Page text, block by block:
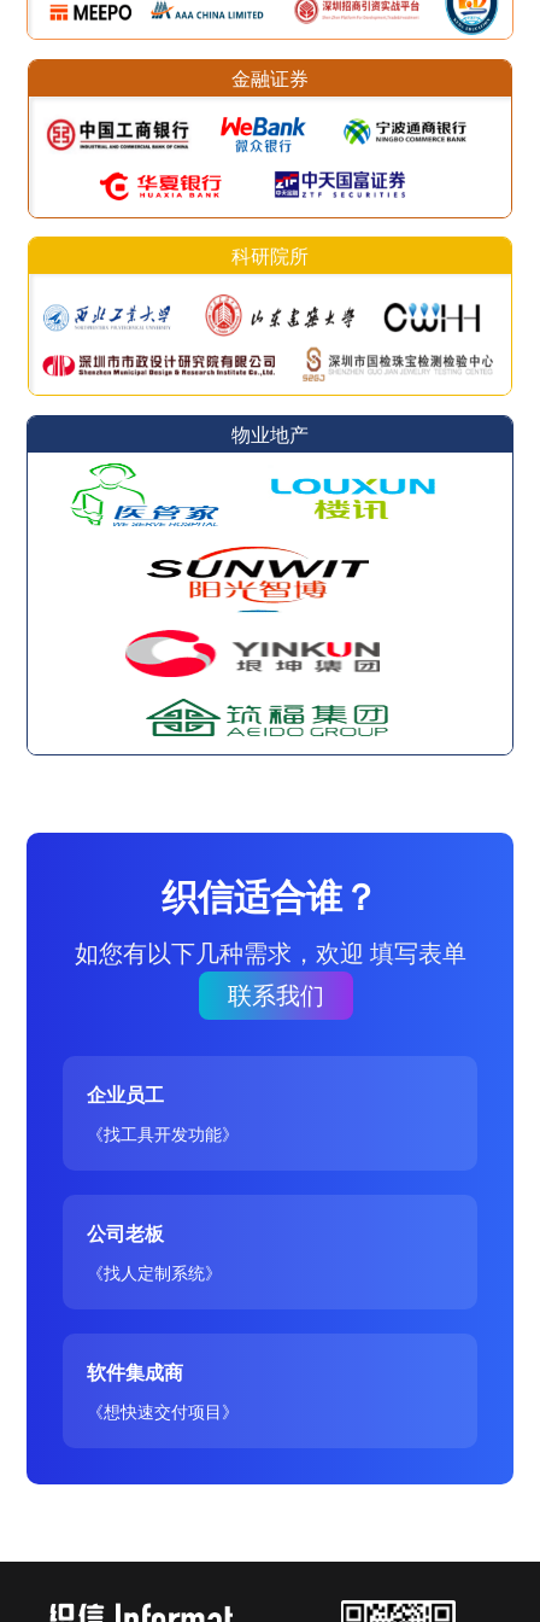
金融证券
科研院所
物业地产
织信适合谁？
如您有以下几种需求，欢迎 填写表单
联系我们
企业员工
《找工具开发功能》
公司老板
《找人定制系统》
软件集成商
《想快速交付项目》